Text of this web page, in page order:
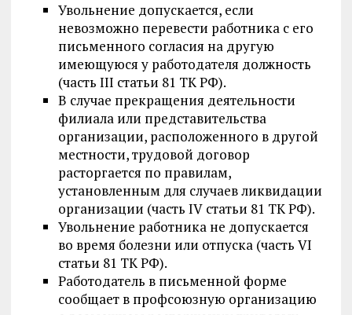
Увольнение допускается, если
невозможно перевести работника с его
письменного согласия на другую
имеющуюся у работодателя должность
(часть III статьи 81 ТК РФ).
В случае прекращения деятельности
филиала или представительства
организации, расположенного в другой
местности, трудовой договор
расторгается по правилам,
установленным для случаев ликвидации
организации (часть IV статьи 81 ТК РФ).
Увольнение работника не допускается
во время болезни или отпуска (часть VI
статьи 81 ТК РФ).
Работодатель в письменной форме
сообщает в профсоюзную организацию